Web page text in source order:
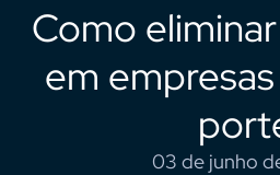
Como
em
03 de junho